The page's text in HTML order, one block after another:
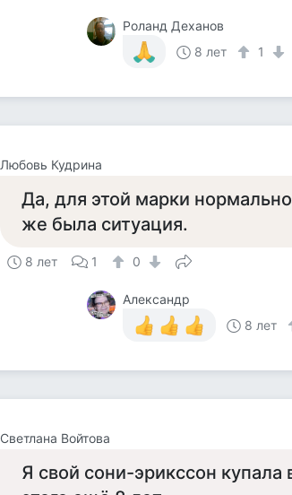
Роланд Деханов
8 лет
1
Любовь Кудрина
Да, для этой марки
же была ситуация.
8 лет 1 0
Александр
8 лет
Светлана Войтова
Я свой сони-эрикссон